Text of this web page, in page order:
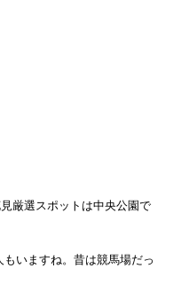
厳選スポットは中央公園で
いますね。昔は競馬場だっ